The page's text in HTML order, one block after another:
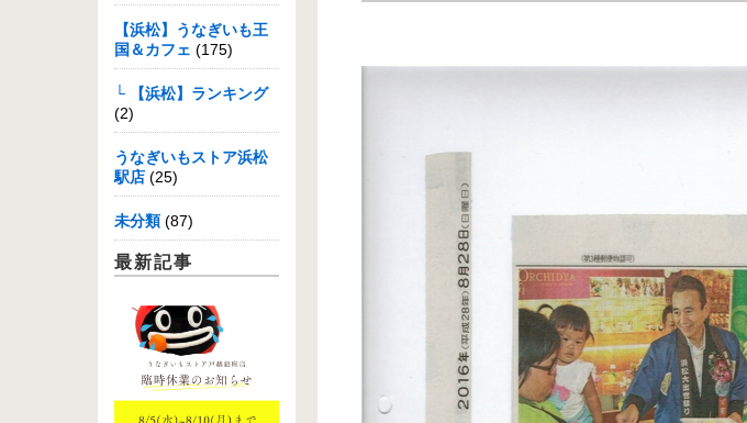
【浜松】うなぎいも王
国＆カフェ (175)
└ 【浜松】ランキング
(2)
うなぎいもストア浜松
駅店 (25)
未分類 (87)
最新記事